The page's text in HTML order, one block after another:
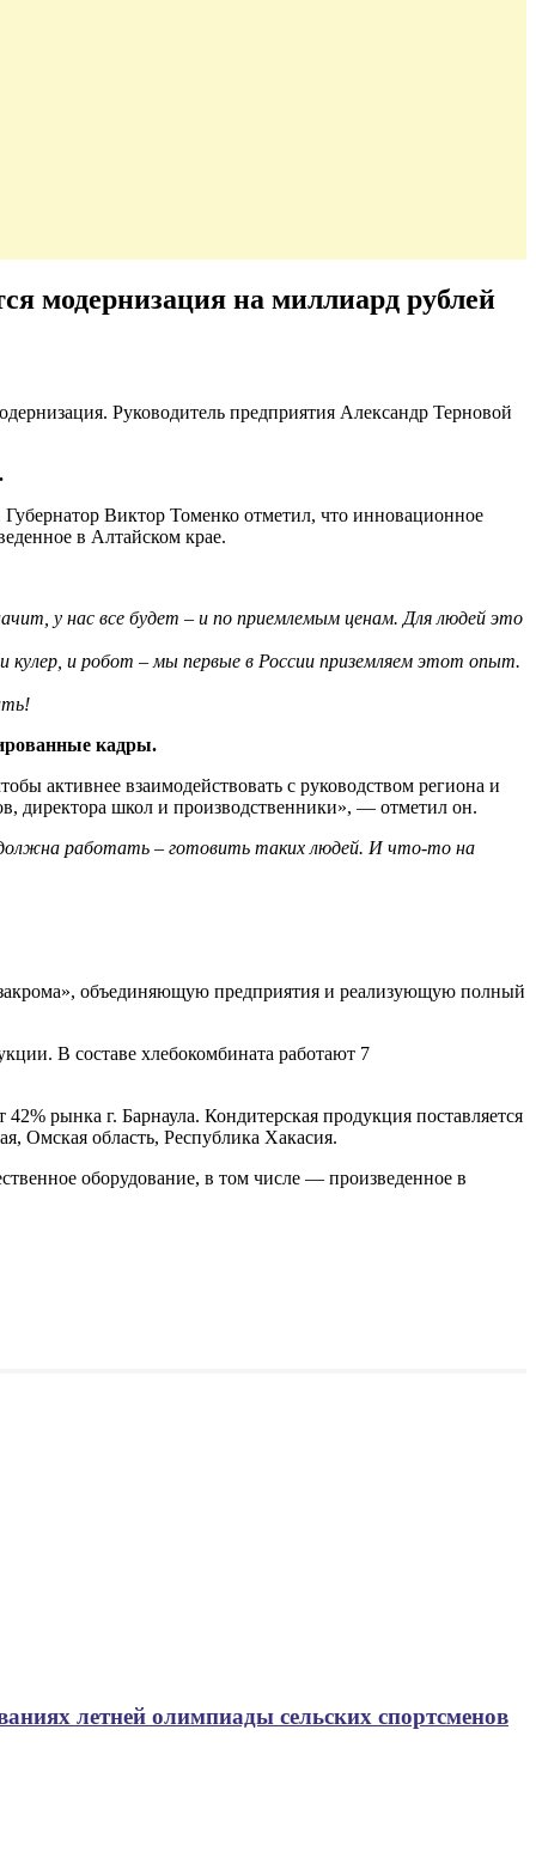
модернизация на миллиард рублей
Руководитель предприятия Александр Терновой
Виктор Томенко отметил, что инновационное
в Алтайском крае.
у нас все будет – и по приемлемым ценам. Для людей это
кулер, и робот – мы первые в России приземляем этот опыт.
кадры.
активнее взаимодействовать с руководством региона и
директора школ и производственники», — отметил он.
должна работать – готовить таких людей. И что-то на
объединяющую предприятия и реализующую полный
В составе хлебокомбината работают 7
рынка г. Барнаула. Кондитерская продукция поставляется
Омская область, Республика Хакасия.
оборудование, в том числе — произведенное в
летней олимпиады сельских спортсменов